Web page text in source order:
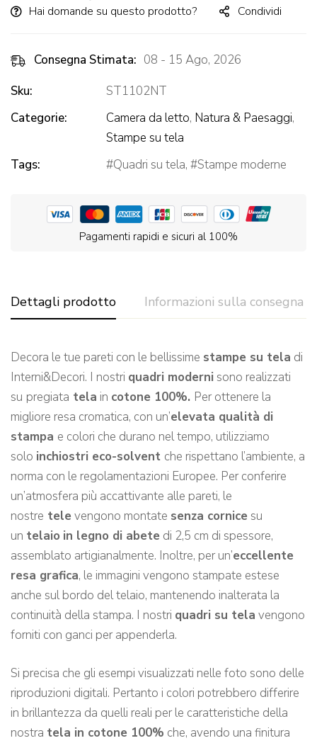
Hai domande su questo prodotto? Condividi
Consegna Stimata: 08 - 15 Ago, 2026
Sku:
ST1102NT
Categorie:
Camera da letto, Natura & Paesaggi,
Stampe su tela
Tags:
Quadri su tela, Stampe moderne
Pagamenti rapidi e sicuri al 100%
Dettagli prodotto Informazioni sulla consegna
Decora le tue pareti con le bellissime stampe su tela di
Interni&Decori. I nostri quadri moderni sono realizzati
su pregiata tela in cotone 100%. Per ottenere la
migliore resa cromatica, con un’elevata qualità di
stampa e colori che durano nel tempo, utilizziamo
solo inchiostri eco-solvent che rispettano l’ambiente, a
norma con le regolamentazioni Europee. Per conferire
un’atmosfera più accattivante alle pareti, le
nostre tele vengono montate senza cornice su
un telaio in legno di abete di 2,5 cm di spessore,
assemblato artigianalmente. Inoltre, per un’eccellente
resa grafica, le immagini vengono stampate estese
anche sul bordo del telaio, mantenendo inalterata la
continuità della stampa. I nostri quadri su tela vengono
forniti con ganci per appenderla.
Si precisa che gli esempi visualizzati nelle foto sono delle
riproduzioni digitali. Pertanto i colori potrebbero differire
in brillantezza da quelli reali per le caratteristiche della
nostra tela in cotone 100% che, avendo una finitura